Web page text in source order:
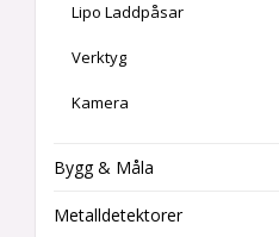
Lipo Laddpåsar
Verktyg
Kamera
Bygg & Måla
Metalldetektorer